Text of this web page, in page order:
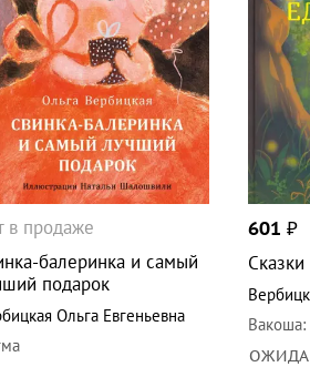
в продаже
балеринка и самый
подарок
Ольга Евгеньевна
601₽
Вакоша: